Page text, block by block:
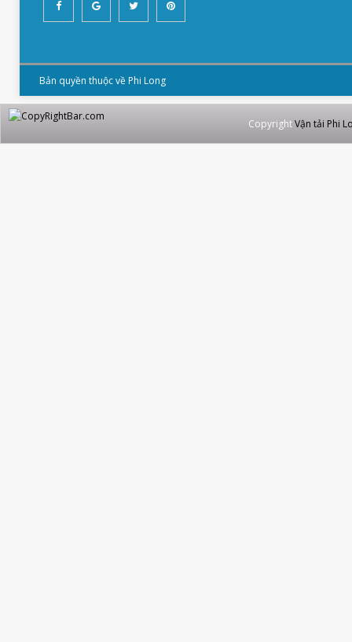
Bản quyền thuộc về Phi Long
CopyrightVận tải Phi